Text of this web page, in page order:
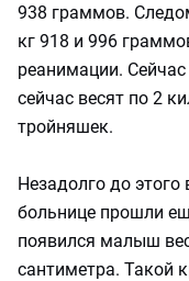
938 граммов.
кг 918 и 996
реанимации.
сейчас весят по 2
тройняшек.
Незадолго до
больнице прошли
появился малыш
сантиметра. Такой